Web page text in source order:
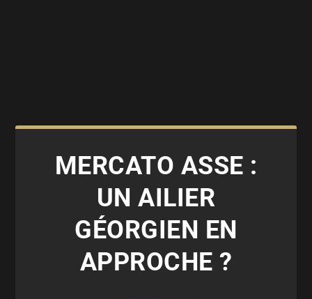
MERCATO ASSE :
UN AILIER
GÉORGIEN EN
APPROCHE ?